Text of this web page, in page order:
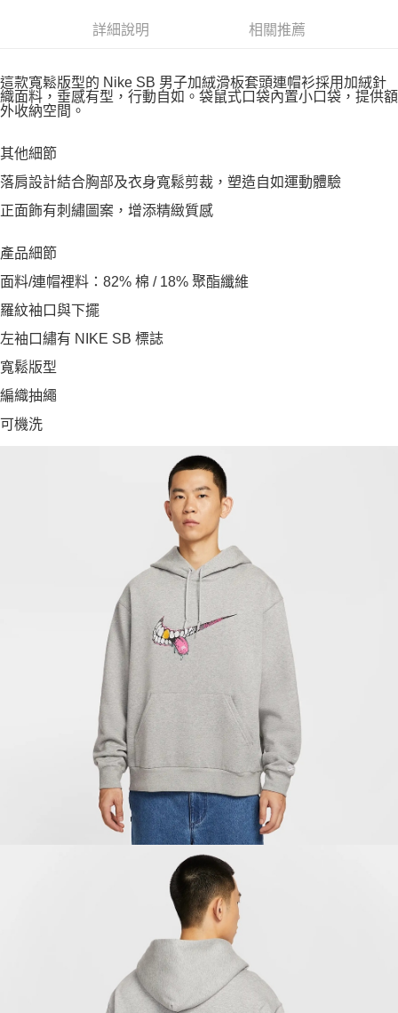
詳細說明 相關推薦
這款寬鬆版型的 Nike SB 男子加絨滑板套頭連帽衫採用加絨針
織面料，垂感有型，行動自如。袋鼠式口袋內置小口袋，提供額
外收納空間。
其他細節
落肩設計結合胸部及衣身寬鬆剪裁，塑造自如運動體驗
正面飾有刺繡圖案，增添精緻質感
產品細節
面料/連帽裡料：82% 棉 / 18% 聚酯纖維
羅紋袖口與下擺
左袖口繡有 NIKE SB 標誌
寬鬆版型
編織抽繩
可機洗